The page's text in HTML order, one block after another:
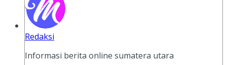
Redaksi
Informasi berita online sumatera utara